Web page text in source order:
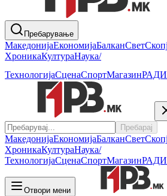
Пребарување
МакедонијаЕкономијаБалканСвет
ХроникаКултураНаука/
ТехнологијаСценаСпортМагазин
Пребарај
МакедонијаЕкономијаБалканСвет
ХроникаКултураНаука/
ТехнологијаСценаСпортМагазин
Отвори мени